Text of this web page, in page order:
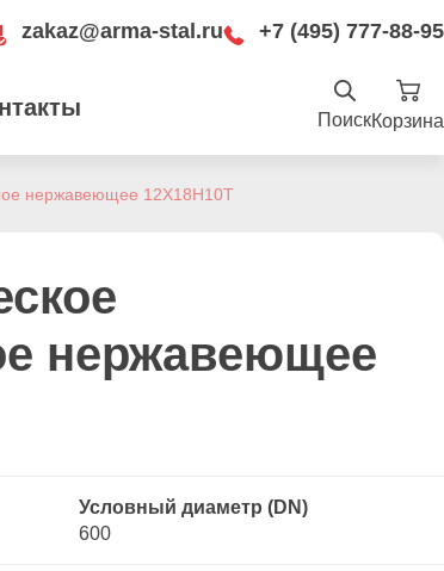
zakaz@arma-stal.ru +7 (495) 777-88-95
ПоискКорзина
нержавеющее 12Х18Н10Т
нержавеющее
Условный диаметр (DN)
600